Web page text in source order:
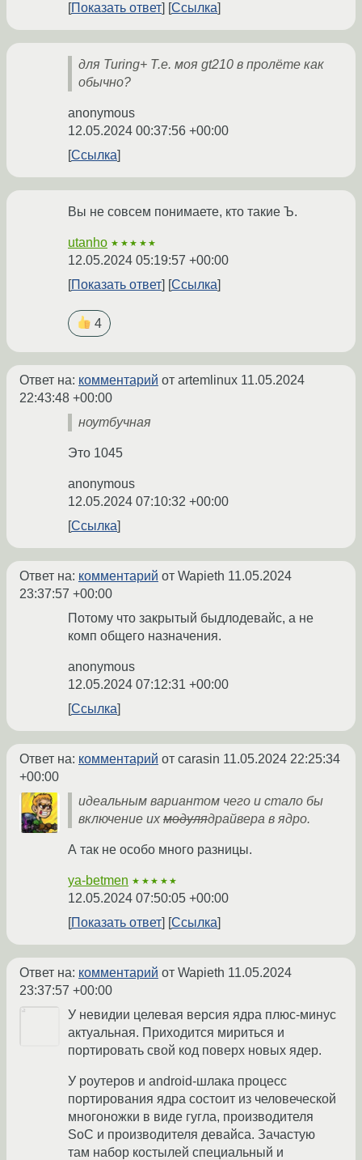
Показать ответ
Ссылка
для Turing+ Т.е. моя gt210 в пролёте как
обычно?
anonymous
12.05.2024 00:37:56 +00:00
Ссылка
Вы не совсем понимаете, кто такие Ъ.
utanho ★★★★★
12.05.2024 05:19:57 +00:00
Показать ответ
Ссылка
4
Ответ на: комментарий от artemlinux 11.05.2024
22:43:48 +00:00
ноутбучная
Это 1045
anonymous
12.05.2024 07:10:32 +00:00
Ссылка
Ответ на: комментарий от Wapieth 11.05.2024
23:37:57 +00:00
Потому что закрытый быдлодевайс, а не
комп общего назначения.
anonymous
12.05.2024 07:12:31 +00:00
Ссылка
Ответ на: комментарий от carasin 11.05.2024 22:25:34
+00:00
идеальным вариантом чего и стало бы
включение их модулядрайвера в ядро.
А так не особо много разницы.
ya-betmen ★★★★★
12.05.2024 07:50:05 +00:00
Показать ответ
Ссылка
Ответ на: комментарий от Wapieth 11.05.2024
23:37:57 +00:00
У невидии целевая версия ядра плюс-минус
актуальная. Приходится мириться и
портировать свой код поверх новых ядер.
У роутеров и android-шлака процесс
портирования ядра состоит из человеческой
многоножки в виде гугла, производителя
SoC и производителя девайса. Зачастую
там набор костылей специальный и